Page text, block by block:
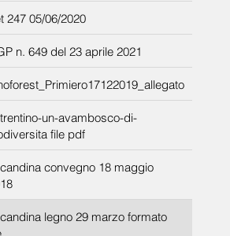
247 05/06/2020
n. 649 del 23 aprile 2021
trentino-un-avambosco-di-
file pdf
convegno 18 maggio
legno 29 marzo formato